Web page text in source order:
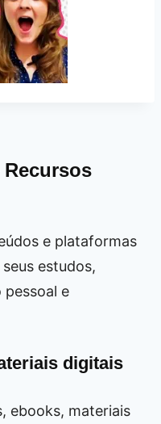
e plataformas
estudos,
e
digitais
ebooks, materiais